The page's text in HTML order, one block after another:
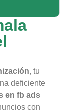
, tu
deficiente
en fb ads
con